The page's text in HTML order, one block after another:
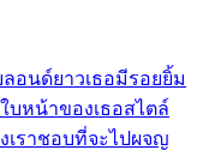
อนด์ยาวเธอมีรอยยิ้ม
บหน้าของเธอสไตล์
เราชอบที่จะไปผจญ